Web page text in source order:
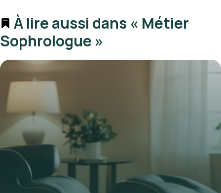
À lire aussi dans « Métier
Sophrologue »